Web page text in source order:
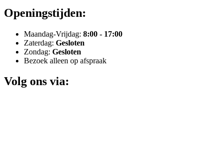
Openingstijden:
Maandag-Vrijdag: 8:00 - 17:00
Zaterdag: Gesloten
Zondag: Gesloten
Bezoek alleen op afspraak
Volg ons via: